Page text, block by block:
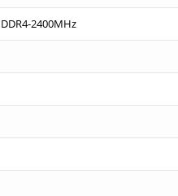
2400MHz